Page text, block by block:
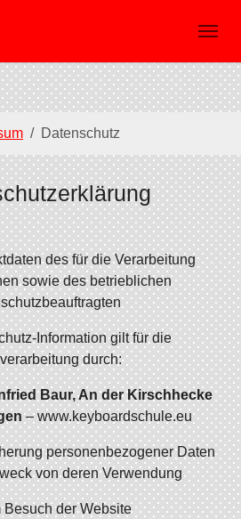
Datenschutz
des für die Verarbeitung
sowie des betrieblichen
Information gilt für die
durch:
Baur, An der Kirschhecke
– www.keyboardschule.eu
personenbezogener Daten
von deren Verwendung
Besuch der Website